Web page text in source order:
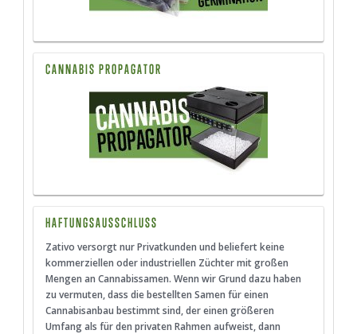
CANNABIS PROPAGATOR
HAFTUNGSAUSSCHLUSS
Zativo versorgt nur Privatkunden und beliefert keine
kommerziellen oder industriellen Züchter mit großen
Mengen an Cannabissamen. Wenn wir Grund dazu haben
zu vermuten, dass die bestellten Samen für einen
Cannabisanbau bestimmt sind, der einen größeren
Umfang als für den privaten Rahmen aufweist, dann